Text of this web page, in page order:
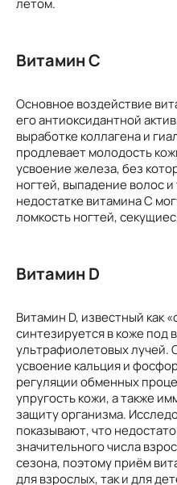
летом.
Витамин C
Основное воздействие
его антиоксидантной
выработке коллагена и
продлевает молодость
усвоение железа, без
ногтей, выпадение волос
недостатке витамина C
ломкость ногтей,
Витамин D
Витамин D, известный как
синтезируется в коже под
ультрафиолетовых лучей.
усвоение кальция и
регуляции обменных
упругость кожи, а также
защиту организма.
показывают, что
значительного числа
сезона, поэтому приём
для взрослых, так и для